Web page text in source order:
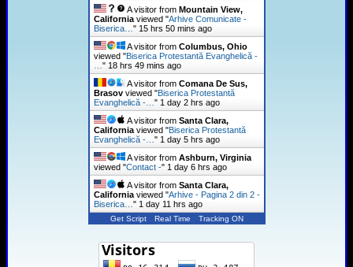
A visitor from Mountain View,
Californiaviewed "Arhive Comunicate -
Biserica…" 15 hrs 50 mins ago
A visitor from Columbus, Ohio
viewed "Biserica Protestantă Evanghelică -
…" 18 hrs 49 mins ago
A visitor from Comana De Sus,
Brasovviewed "Biserica Protestantă
Evanghelică -…" 1 day 2 hrs ago
A visitor from Santa Clara,
Californiaviewed "Biserica Protestantă
Evanghelică -…" 1 day 5 hrs ago
A visitor from Ashburn, Virginia
viewed "Contact -" 1 day 6 hrs ago
A visitor from Santa Clara,
Californiaviewed "Arhive - Pagina 2 din 2 -
Biserica…" 1 day 11 hrs ago
Get Script Real Time Tracking ON